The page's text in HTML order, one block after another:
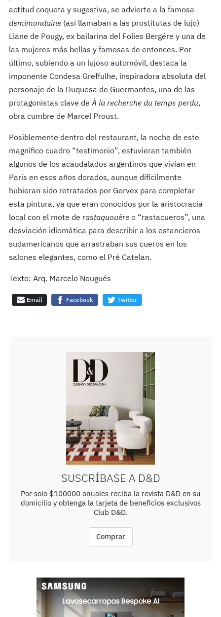
actitud coqueta y sugestiva, se advierte a la famosa
demimondaine(así llamaban a las prostitutas de lujo)
Liane de Pougy, ex bailarina del Folies Bergére y una de
las mujeres más bellas y famosas de entonces. Por
último, subiendo a un lujoso automóvil, destaca la
imponente Condesa Greffulhe, inspiradora absoluta del
personaje de la Duquesa de Guermantes, una de las
protagonistas clave deÀ la recherche du temps perdu,
obra cumbre de Marcel Proust.
Posiblemente dentro del restaurant, la noche de este
magnífico cuadro “testimonio”, estuvieran también
algunos de los acaudalados argentinos que vivían en
Paris en esos años dorados, aunque difícilmente
hubieran sido retratados por Gervex para completar
esta pintura, ya que eran conocidos por la aristocracia
local con el mote de rastaquouèreo “rastacueros”, una
desviación idiomática para describir a los estancieros
sudamericanos que arrastraban sus cueros en los
salones elegantes, como el Pré Catelan.
Texto: Arq. Marcelo Nougués
Email Facebook Twitter
SUSCRÍBASE A D&D
Por solo $100000 anuales reciba la revista D&D en su
domicilio y obtenga la tarjeta de beneficios exclusivos
Club D&D.
Comprar